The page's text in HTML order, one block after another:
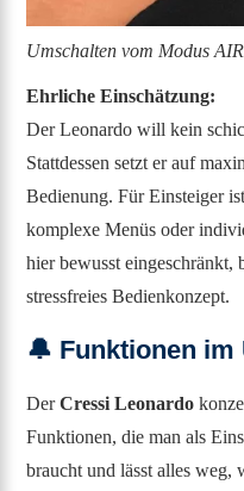
Umschalten vom Modus
Ehrliche Einschätzung:
Der Leonardo will kein
Stattdessen setzt er auf
Bedienung. Für Einsteiger
komplexe Menüs oder
hier bewusst eingeschränkt,
stressfreies Bedienkonzept.
🔔 Funktionen im
DerCressi Leonardo
Funktionen, die man als
braucht und lässt alles weg,